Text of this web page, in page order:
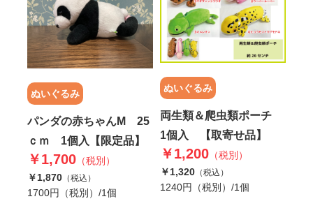
ぬいぐるみ
パンダの赤ちゃんM 25
ｃｍ 1個入【限定品】
￥1,700 （税別）
￥1,870 （税込）
1700円（税別）/1個
ぬいぐるみ
両生類＆爬虫類ポーチ
1個入 【取寄せ品】
￥1,200 （税別）
￥1,320 （税込）
1240円（税別）/1個